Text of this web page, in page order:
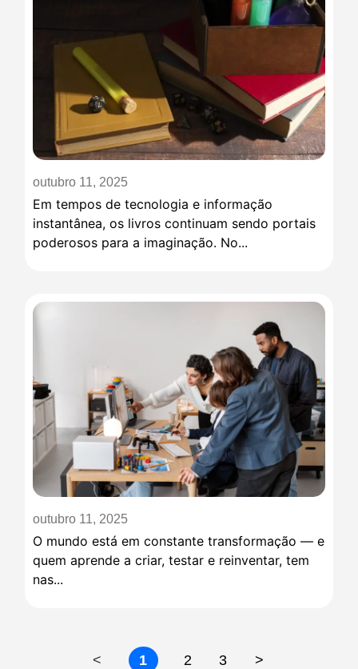
outubro 11, 2025
Em tempos de tecnologia e informação
instantânea, os livros continuam sendo portais
poderosos para a imaginação. No...
outubro 11, 2025
O mundo está em constante transformação — e
quem aprende a criar, testar e reinventar, tem
nas...
< 1 2 3 >